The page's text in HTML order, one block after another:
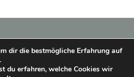
© 2026 Heimatverein
dir die bestmögliche Erfahrung auf
du erfahren, welche Cookies wir